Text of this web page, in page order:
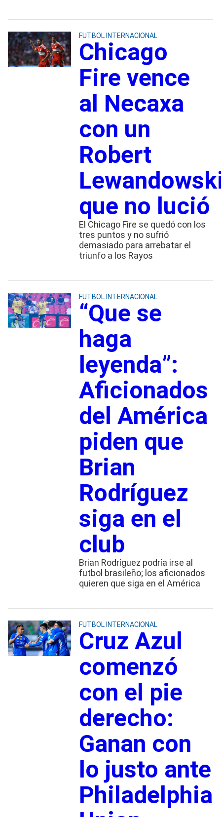
FUTBOL INTERNACIONAL
Chicago
Fire vence
al Necaxa
con un
Robert
que no lució
El Chicago Fire se quedó con los
tres puntos y no sufrió
demasiado para arrebatar el
triunfo a los Rayos
FUTBOL INTERNACIONAL
“Que se
haga
leyenda”:
Aficionados
del América
piden que
Brian
Rodríguez
siga en el
club
Brian Rodríguez podría irse al
futbol brasileño; los aficionados
quieren que siga en el América
FUTBOL INTERNACIONAL
Cruz Azul
comenzó
con el pie
derecho:
Ganan con
lo justo ante
Philadelphia